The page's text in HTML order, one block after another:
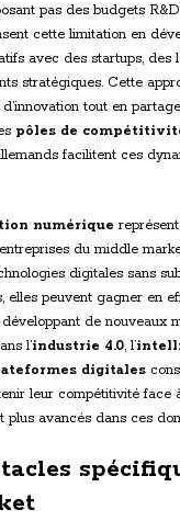
pas des budgets
cette limitation en
avec des startups, des
stratégiques. Cette
tout en
pôles de
facilitent ces
numérique
du middle
digitales sans
elles peuvent gagner en
de nouveaux
l’industrie 4.0, l’
digitales
leur compétitivité face
plus avancés dans ces